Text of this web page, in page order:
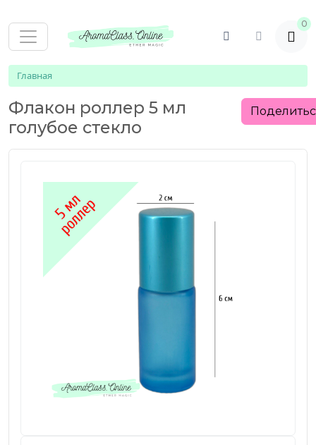
0
Главная
Флакон роллер 5 мл
голубое стекло